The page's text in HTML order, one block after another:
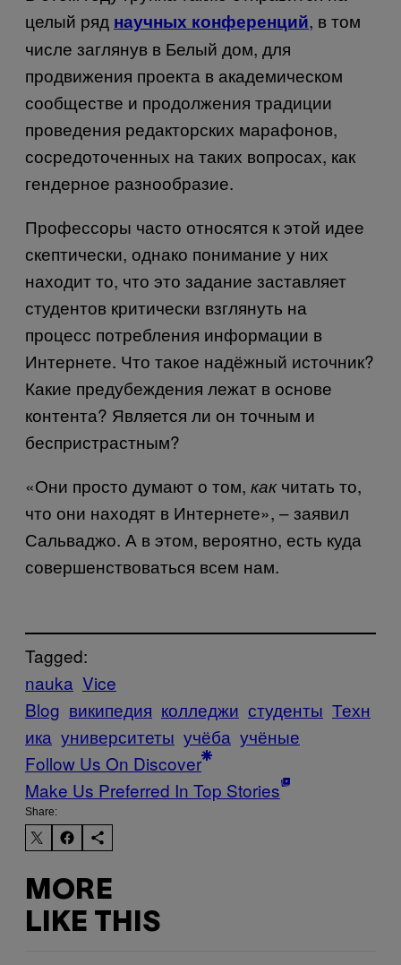
целый ряд научных конференций, в том
числе заглянув в Белый дом, для
продвижения проекта в академическом
сообществе и продолжения традиции
проведения редакторских марафонов,
сосредоточенных на таких вопросах, как
гендерное разнообразие.
Профессоры часто относятся к этой идее
скептически, однако понимание у них
находит то, что это задание заставляет
студентов критически взглянуть на
процесс потребления информации в
Интернете. Что такое надёжный источник?
Какие предубеждения лежат в основе
контента? Является ли он точным и
беспристрастным?
«Они просто думают о том, как читать то,
что они находят в Интернете», – заявил
Сальваджо. А в этом, вероятно, есть куда
совершенствоваться всем нам.
Tagged:
nauka Vice
Blog википедия колледжи студенты Техн
ика университеты учёба учёные
Follow Us On Discover
Make Us Preferred In Top Stories
Share:
MORE
LIKE THIS